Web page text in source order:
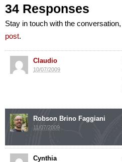
34 Responses
Stay in touch with the
post.
Claudio
10/07/2009
Robson Brino Faggiani
11/07/2009
Cynthia